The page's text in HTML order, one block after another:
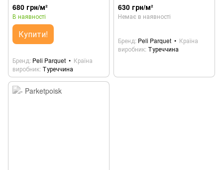
680 грн/м²
В наявності
Купити!
Бренд Peli Parquet
Країна
виробник Туреччина
630 грн/м²
Немає в наявності
Бренд Peli Parquet
Країна
виробник Туреччина